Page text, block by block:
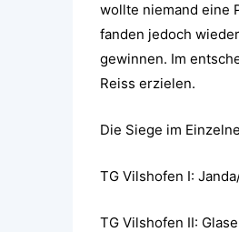
wollte niemand eine
fanden jedoch
gewinnen. Im
Reiss erzielen.
Die Siege im
TG Vilshofen I:
TG Vilshofen II: